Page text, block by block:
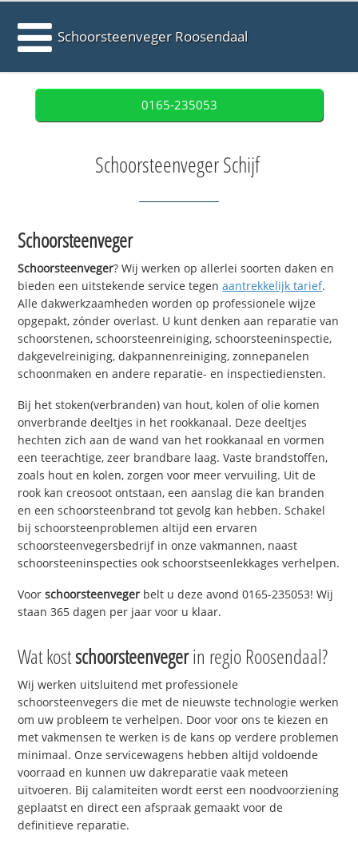
Schoorsteenveger Roosendaal
0165-235053
Schoorsteenveger Schijf
Schoorsteenveger
Schoorsteenveger? Wij werken op allerlei soorten daken en
bieden een uitstekende service tegenaantrekkelijk tarief.
Alle dakwerkzaamheden worden op professionele wijze
opgepakt, zónder overlast. U kunt denken aan reparatie van
schoorstenen, schoorsteenreiniging, schoorsteeninspectie,
dakgevelreiniging, dakpannenreiniging, zonnepanelen
schoonmaken en andere reparatie- en inspectiediensten.
Bij het stoken(verbranden) van hout, kolen of olie komen
onverbrande deeltjes in het rookkanaal. Deze deeltjes
hechten zich aan de wand van het rookkanaal en vormen
een teerachtige, zeer brandbare laag. Vaste brandstoffen,
zoals hout en kolen, zorgen voor meer vervuiling. Uit de
rook kan creosoot ontstaan, een aanslag die kan branden
en een schoorsteenbrand tot gevolg kan hebben. Schakel
bij schoorsteenproblemen altijd een ervaren
schoorsteenvegersbedrijf in onze vakmannen, naast
schoorsteeninspecties ook schoorstseenlekkages verhelpen.
Voorschoorsteenveger belt u deze avond 0165-235053! Wij
staan 365 dagen per jaar voor u klaar.
Wat kostschoorsteenvegerin regio Roosendaal?
Wij werken uitsluitend met professionele
schoorsteenvegers die met de nieuwste technologie werken
om uw probleem te verhelpen. Door voor ons te kiezen en
met vakmensen te werken is de kans op verdere problemen
minimaal. Onze servicewagens hebben altijd voldoende
voorraad en kunnen uw dakreparatie vaak meteen
uitvoeren. Bij calamiteiten wordt eerst een noodvoorziening
geplaatst en direct een afspraak gemaakt voor de
definitieve reparatie.